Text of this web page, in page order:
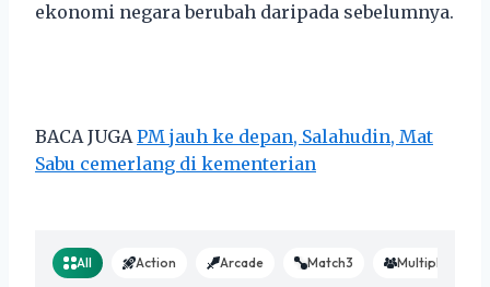
ekonomi negara berubah daripada sebelumnya.
BACA JUGA PM jauh ke depan, Salahudin, Mat
Sabu cemerlang di kementerian